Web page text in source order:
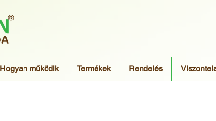
Hogyan működik Termékek Rendelés